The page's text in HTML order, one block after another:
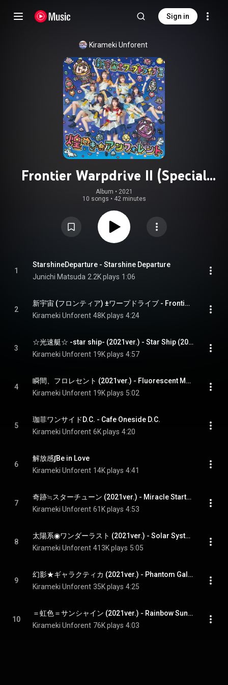
Sign in
Kirameki Unforent
Frontier Warpdrive II (Special
Edition)
Album • 2021
10 songs • 42 minutes
1
StarshineDeparture - Starshine Departure
Junichi Matsuda 2.2K plays 1:06
2
新宇宙 (フロンティア) ±ワープドライブ - Frontier Warpdrive
Kirameki Unforent 48K plays 4:24
3
☆光速艇☆ -star ship- (2021ver.) - Star Ship (2021 Ver.)
Kirameki Unforent 19K plays 4:57
4
瞬間、フロレセント (2021ver.) - Fluorescent Moment (2021 Ver.)
Kirameki Unforent 19K plays 5:02
5
珈菲ワンサイドD.C. - Cafe Oneside D.C.
Kirameki Unforent 6K plays 4:20
6
解放感∫Be in Love
Kirameki Unforent 14K plays 4:41
7
奇跡≒スターチューン (2021ver.) - Miracle Startune (2021 Ver.)
Kirameki Unforent 61K plays 4:53
8
太陽系◉ワンダーラスト (2021ver.) - Solar System Wanderlust (2021 Ver.)
Kirameki Unforent 413K plays 5:05
9
幻影★ギャラクティカ (2021ver.) - Phantom Galactica (2021 Ver.)
Kirameki Unforent 35K plays 4:25
10
＝虹色＝サンシャイン (2021ver.) - Rainbow Sunshine (2021 Ver.)
Kirameki Unforent 76K plays 4:03